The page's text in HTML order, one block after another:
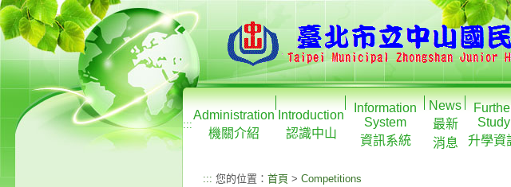
:::
Administration
機關介紹
Introduction
認識中山
Information
System
資訊系統
News
最新
消息
Study
升學資
::: 您的位置： 首頁 > Competitions